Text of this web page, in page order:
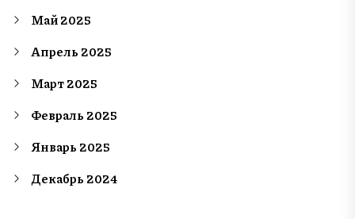
Май 2025
Апрель 2025
Март 2025
Февраль 2025
Январь 2025
Декабрь 2024